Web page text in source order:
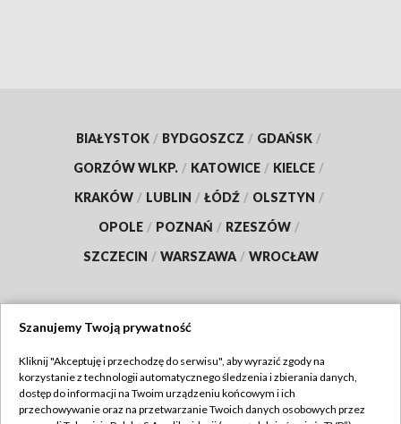
BIAŁYSTOK / BYDGOSZCZ / GDAŃSK /
GORZÓW WLKP. / KATOWICE / KIELCE /
KRAKÓW / LUBLIN / ŁÓDŹ / OLSZTYN /
OPOLE / POZNAŃ / RZESZÓW /
SZCZECIN / WARSZAWA / WROCŁAW
TVP
Abonament TVP
Regulamin TVP
Szanujemy Twoją prywatność
Kliknij "Akceptuję i przechodzę do serwisu", aby wyrazić zgody na
korzystanie z technologii automatycznego śledzenia i zbierania danych,
dostęp do informacji na Twoim urządzeniu końcowym i ich
przechowywanie oraz na przetwarzanie Twoich danych osobowych przez